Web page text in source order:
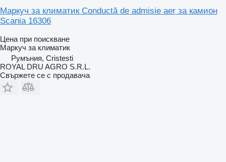
Маркуч за климатик Conductă de admisie aer за камион
Scania 16306
Цена при поискване
Маркуч за климатик
Румъния, Cristesti
ROYAL DRU AGRO S.R.L.
Свържете се с продавача